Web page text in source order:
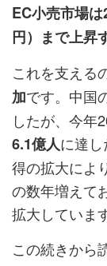
EC小売市場
円）まで上昇
これを支える
加です。中国
したが、今年
6.1億人に達
得の拡大によ
の数年増えて
拡大していま
この続きから